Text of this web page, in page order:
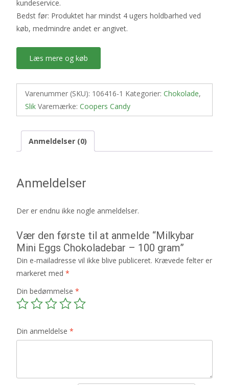
kundeservice.
Bedst før: Produktet har mindst 4 ugers holdbarhed ved
køb, medmindre andet er angivet.
Læs mere og køb
Varenummer (SKU): 106416-1 Kategorier: Chokolade,
Slik Varemærke: Coopers Candy
Anmeldelser (0)
Anmeldelser
Der er endnu ikke nogle anmeldelser.
Vær den første til at anmelde “Milkybar
Mini Eggs Chokoladebar – 100 gram”
Din e-mailadresse vil ikke blive publiceret. Krævede felter er
markeret med *
Din bedømmelse *
Din anmeldelse *